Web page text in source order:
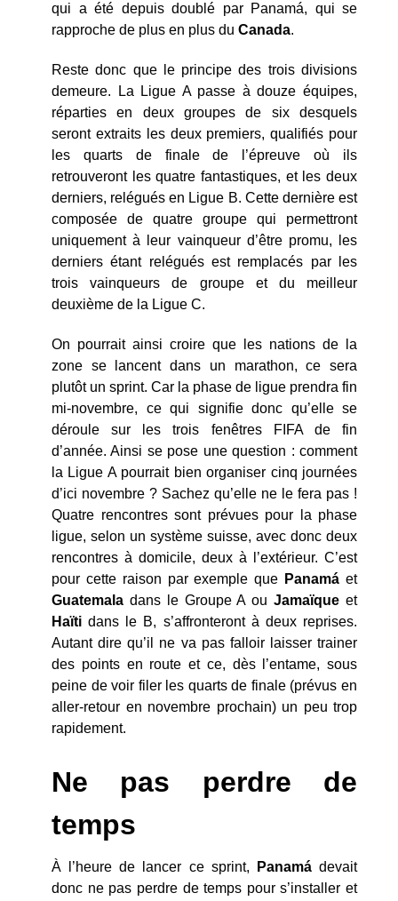
qui a été depuis doublé par Panamá, qui se
rapproche de plus en plus du Canada.
Reste donc que le principe des trois divisions
demeure. La Ligue A passe à douze équipes,
réparties en deux groupes de six desquels
seront extraits les deux premiers, qualifiés pour
les quarts de finale de l’épreuve où ils
retrouveront les quatre fantastiques, et les deux
derniers, relégués en Ligue B. Cette dernière est
composée de quatre groupe qui permettront
uniquement à leur vainqueur d’être promu, les
derniers étant relégués est remplacés par les
trois vainqueurs de groupe et du meilleur
deuxième de la Ligue C.
On pourrait ainsi croire que les nations de la
zone se lancent dans un marathon, ce sera
plutôt un sprint. Car la phase de ligue prendra fin
mi-novembre, ce qui signifie donc qu’elle se
déroule sur les trois fenêtres FIFA de fin
d’année. Ainsi se pose une question : comment
la Ligue A pourrait bien organiser cinq journées
d’ici novembre ? Sachez qu’elle ne le fera pas !
Quatre rencontres sont prévues pour la phase
ligue, selon un système suisse, avec donc deux
rencontres à domicile, deux à l’extérieur. C’est
pour cette raison par exemple que Panamá et
Guatemala dans le Groupe A ouJamaïque et
Haïti dans le B, s’affronteront à deux reprises.
Autant dire qu’il ne va pas falloir laisser trainer
des points en route et ce, dès l’entame, sous
peine de voir filer les quarts de finale (prévus en
aller-retour en novembre prochain) un peu trop
rapidement.
Ne pas perdre de
temps
À l’heure de lancer ce sprint, Panamádevait
donc ne pas perdre de temps pour s’installer et